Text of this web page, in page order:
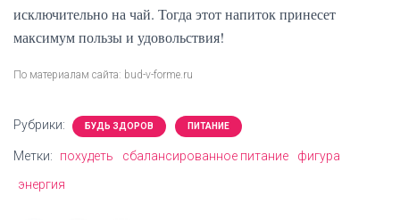
исключительно на чай. Тогда этот напиток принесет
максимум пользы и удовольствия!
По материалам сайта: bud-v-forme.ru
Рубрики: БУДЬ ЗДОРОВ ПИТАНИЕ
Метки: похудеть сбалансированное питание
фигура
энергия